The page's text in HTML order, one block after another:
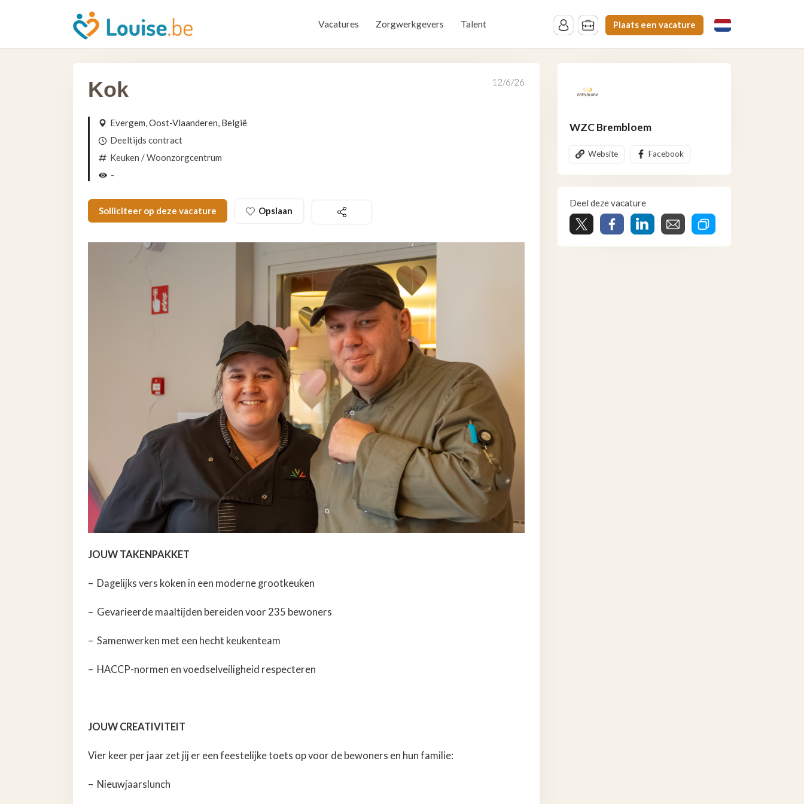
Vacatures Zorgwerkgevers Talent Plaats een vacature
Kok
Evergem, Oost-Vlaanderen, België
Deeltijds contract
Keuken / Woonzorgcentrum
-
12/6/26
Solliciteer op deze vacature Opslaan
JOUW TAKENPAKKET
– Dagelijks vers koken in een moderne grootkeuken
– Gevarieerde maaltijden bereiden voor 235 bewoners
– Samenwerken met een hecht keukenteam
– HACCP-normen en voedselveiligheid respecteren
JOUW CREATIVITEIT
Vier keer per jaar zet jij er een feestelijke toets op voor de bewoners en hun familie:
– Nieuwjaarslunch
WZC Brembloem
Website Facebook
Deel deze vacature